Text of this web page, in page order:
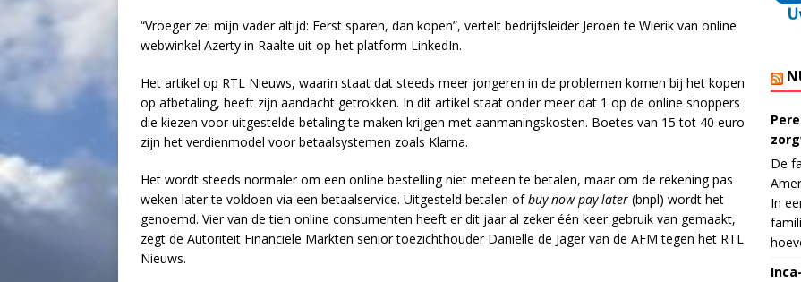
“Vroeger zei mijn vader altijd: Eerst sparen, dan kopen”, vertelt bedrijfsleider Jeroen te Wierik van online
webwinkel Azerty in Raalte uit op het platform LinkedIn.
Het artikel op RTL Nieuws, waarin staat dat steeds meer jongeren in de problemen komen bij het kopen
op afbetaling, heeft zijn aandacht getrokken. In dit artikel staat onder meer dat 1 op de online shoppers
die kiezen voor uitgestelde betaling te maken krijgen met aanmaningskosten. Boetes van 15 tot 40 euro
zijn het verdienmodel voor betaalsystemen zoals Klarna.
Het wordt steeds normaler om een online bestelling niet meteen te betalen, maar om de rekening pas
weken later te voldoen via een betaalservice. Uitgesteld betalen ofbuy now pay later (bnpl) wordt het
genoemd. Vier van de tien online consumenten heeft er dit jaar al zeker één keer gebruik van gemaakt,
zegt de Autoriteit Financiële Markten senior toezichthouder Daniëlle de Jager van de AFM tegen het RTL
Nieuws.
De
In